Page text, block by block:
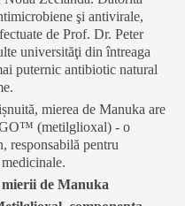
şi antivirale,
de Prof. Dr. Peter
universităţi din întreaga
puternic antibiotic natural
mierea de Manuka are
(metilglioxal) - o
responsabilă pentru
de Manuka